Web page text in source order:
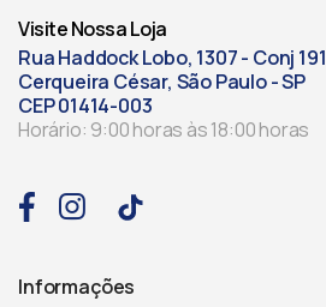
Visite Nossa Loja
Rua Haddock Lobo, 1307 - Conj 191
Cerqueira César, São Paulo - SP
CEP 01414-003
Horário: 9:00 horas às 18:00 horas
Informações